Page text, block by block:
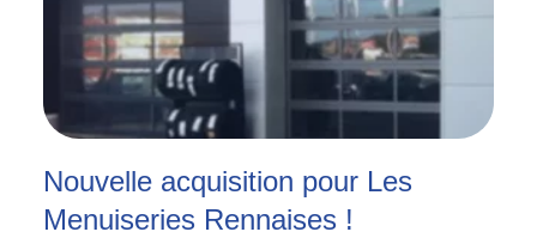
Nouvelle acquisition pour Les
Menuiseries Rennaises !